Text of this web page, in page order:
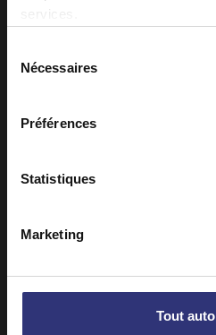
services.
Nécessaires
Préférences
Statistiques
Marketing
Tout
le Programme
Nations Unies.
paquet de riz Pure
nutritif à des
alimentaire
nutritifs à des